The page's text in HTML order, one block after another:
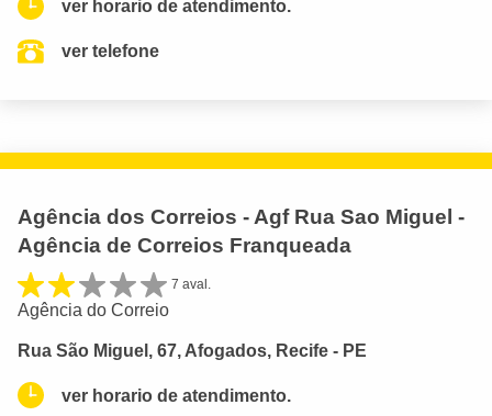
ver horario de atendimento.
ver telefone
Agência dos Correios - Agf Rua Sao Miguel -
Agência de Correios Franqueada
7 aval.
Agência do Correio
Rua São Miguel, 67, Afogados, Recife - PE
ver horario de atendimento.